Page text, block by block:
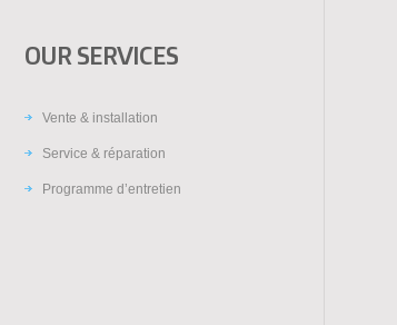
OUR SERVICES
Vente & installation
Service & réparation
Programme d’entretien